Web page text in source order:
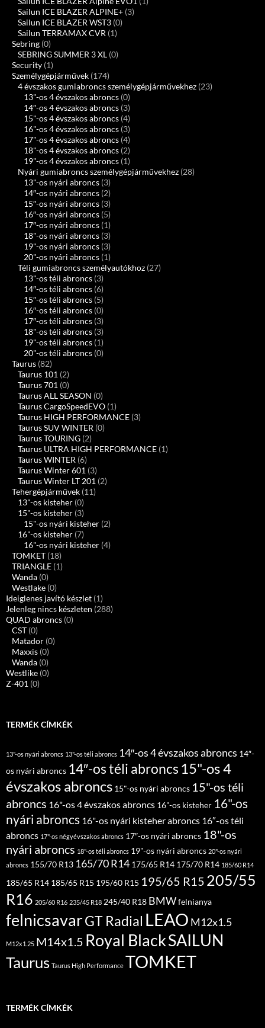
Sailun ICE BLAZER ALPINE+ (3)
Sailun ICE BLAZER WST3 (0)
Sailun TERRAMAX CVR (1)
Sebring (0)
SEBRING SUMMER 3 XL (0)
Security (1)
Személygépjárművek (174)
4 évszakos gumiabroncs személygépjárművekhez (23)
13"-os 4 évszakos abroncs (0)
14″-os 4 évszakos abroncs (3)
15"-os 4 évszakos abroncs (4)
16"-os 4 évszakos abroncs (3)
17"-os 4 évszakos abroncs (4)
18"-os 4 évszakos abroncs (2)
19"-os 4 évszakos abroncs (1)
Nyári gumiabroncs személygépjárművekhez (28)
13"-os nyári abroncs (3)
14″-os nyári abroncs (2)
15″-os nyári abroncs (3)
16″-os nyári abroncs (5)
17″-os nyári abroncs (1)
18"-os nyári abroncs (3)
19"-os nyári abroncs (3)
20"-os nyári abroncs (1)
Téli gumiabroncs személyautókhoz (27)
13"-os téli abroncs (3)
14″-os téli abroncs (6)
15″-os téli abroncs (5)
16″-os téli abroncs (0)
17″-os téli abroncs (3)
18"-os téli abroncs (3)
19"-os téli abroncs (1)
20"-os téli abroncs (0)
Taurus (82)
Taurus 101 (2)
Taurus 701 (0)
Taurus ALL SEASON (0)
Taurus CargoSpeedEVO (1)
Taurus HIGH PERFORMANCE (3)
Taurus SUV WINTER (0)
Taurus TOURING (2)
Taurus ULTRA HIGH PERFORMANCE (1)
Taurus WINTER (6)
Taurus Winter 601 (3)
Taurus Winter LT 201 (2)
Tehergépjárművek (11)
13"-os kisteher (0)
15"-os kisteher (3)
15"-os nyári kisteher (2)
16"-os kisteher (7)
16"-os nyári kisteher (4)
TOMKET (18)
TRIANGLE (1)
Wanda (0)
Westlake (0)
Ideiglenes javító készlet (1)
Jelenleg nincs készleten (288)
QUAD abroncs (0)
CST (0)
Matador (0)
Maxxis (0)
Wanda (0)
Westlike (0)
Z-401 (0)
TERMÉK CÍMKÉK
13"-os nyári abroncs 13"-os téli abroncs 14″-os 4 évszakos abroncs 14″-
os nyári abroncs 14″-os téli abroncs 15"-os 4
évszakos abroncs 15"-os nyári abroncs 15"-os téli
abroncs 16"-os 4 évszakos abroncs 16"-os kisteher 16"-os
nyári abroncs 16"-os nyári kisteher abroncs 16″-os téli
abroncs 17"-os négyévszakos abroncs 17″-os nyári abroncs 18"-os
nyári abroncs 18"-os téli abroncs 19"-os nyári abroncs 20"-os nyári
abroncs 155/70 R13 165/70 R14 175/65 R14 175/70 R14 185/60 R14
185/65 R14 185/65 R15 195/60 R15 195/65 R15 205/55
R16 205/60 R16 235/45 R18 245/40 R18 BMWfelnianya
felnicsavarGT Radial LEAO M12x1.5
M12x1.25 M14x1.5 Royal BlackSAILUN
Taurus Taurus High Performance TOMKET
TERMÉK CÍMKÉK